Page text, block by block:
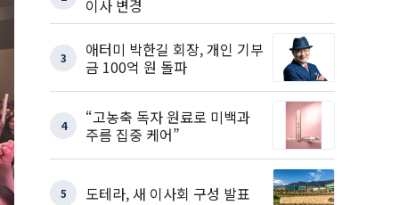
이사 변경
3
애터미 박한길 회장, 개인 기부
금 100억 원 돌파
4
“고농축 독자 원료로 미백과
주름 집중 케어”
5 도테라, 새 이사회 구성 발표